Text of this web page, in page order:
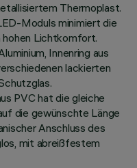
Thermoplast.
Moduls minimiert die
hohen Lichtkomfort.
Innenring aus
lackierten
PVC hat die gleiche
die gewünschte Länge
Anschluss des
mit abreißfestem